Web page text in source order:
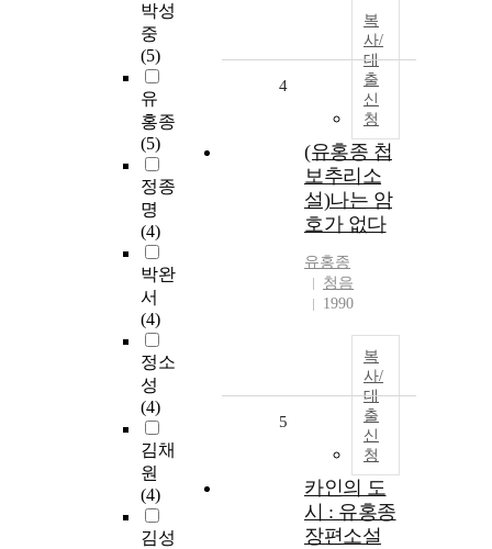
박성
중
(5)
유
홍종
(5)
정종
명
(4)
박완
서
(4)
정소
성
(4)
김채
원
(4)
김성
복
사/
대
출
신
청
4
(유홍종 첩
보추리소
설)나는 암
호가 없다
유홍종
청음
1990
복
사/
대
출
신
청
5
카인의 도
시 : 유홍종
장편소설